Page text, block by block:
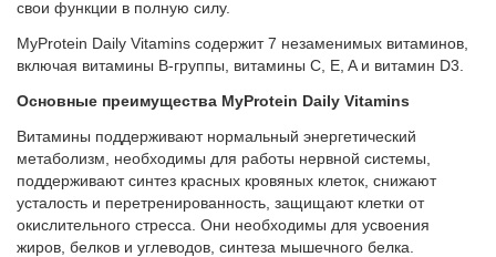
свои функции в полную силу.
MyProtein Daily Vitamins содержит 7 незаменимых витаминов,
включая витамины B-группы, витамины C, E, A и витамин D3.
Основные преимущества MyProtein Daily Vitamins
Витамины поддерживают нормальный энергетический
метаболизм, необходимы для работы нервной системы,
поддерживают синтез красных кровяных клеток, снижают
усталость и перетренированность, защищают клетки от
окислительного стресса. Они необходимы для усвоения
жиров, белков и углеводов, синтеза мышечного белка.